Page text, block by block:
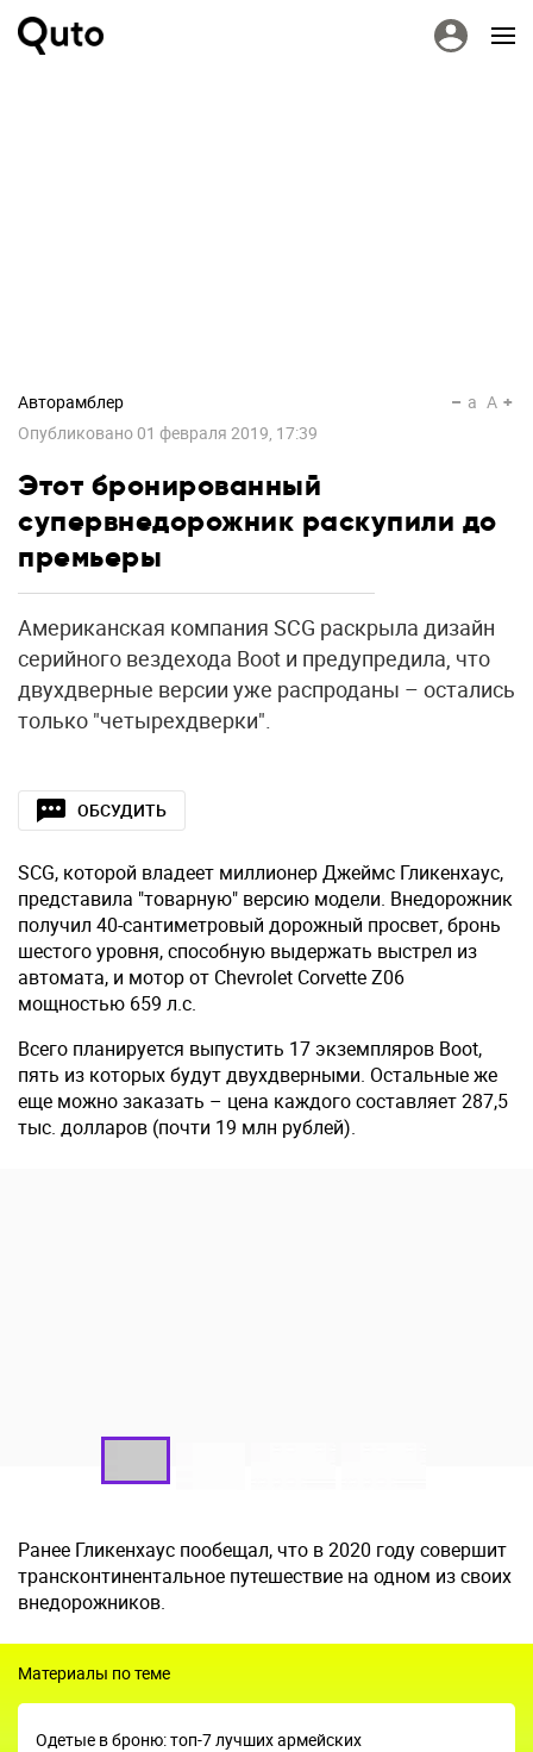
Авторамблер
Опубликовано 01 февраля 2019, 17:39
a A
Этот бронированный
супервнедорожник раскупили до
премьеры
Американская компания SCG раскрыла дизайн
серийного вездехода Boot и предупредила, что
двухдверные версии уже распроданы – остались
только "четырехдверки".
ОБСУДИТЬ
SCG, которой владеет миллионер Джеймс Гликенхаус,
представила "товарную" версию модели. Внедорожник
получил 40-сантиметровый дорожный просвет, бронь
шестого уровня, способную выдержать выстрел из
автомата, и мотор от Chevrolet Corvette Z06
мощностью 659 л.с.
Всего планируется выпустить 17 экземпляров Boot,
пять из которых будут двухдверными. Остальные же
еще можно заказать – цена каждого составляет 287,5
тыс. долларов (почти 19 млн рублей).
Ранее Гликенхаус пообещал, что в 2020 году совершит
трансконтинентальное путешествие на одном из своих
внедорожников.
Материалы по теме
Одетые в броню: топ-7 лучших армейских